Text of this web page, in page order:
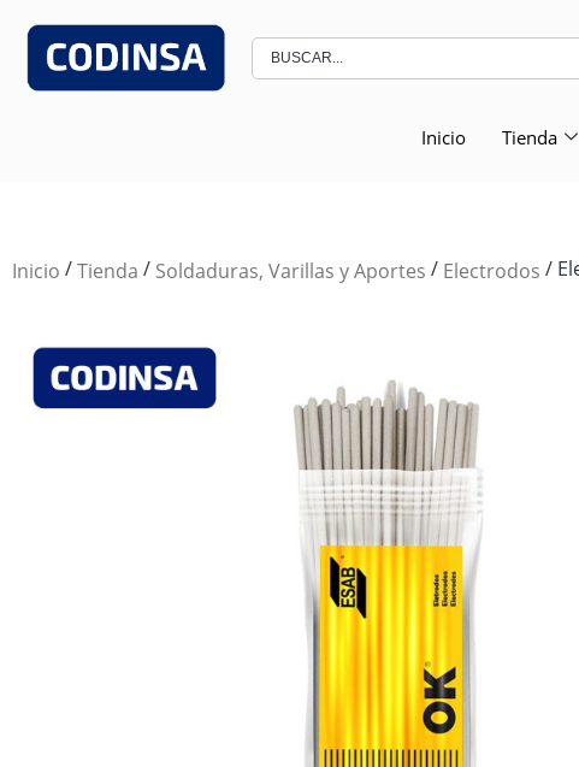
Inicio Tienda
Inicio /Tienda / Soldaduras, Varillas y Aportes / Electrodos /